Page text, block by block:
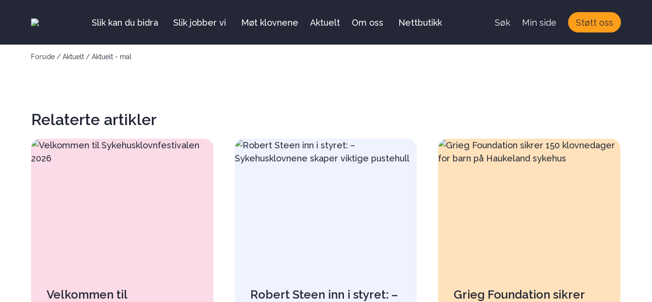
Slik kan du bidra Slik jobber vi Møt klovnene Aktuelt Om oss Nettbutikk Søk Min side Støtt oss
Forside / Aktuelt / Aktuelt - mal
Relaterte artikler
Velkommen til
Robert Steen inn i styret: –
Grieg Foundation sikrer